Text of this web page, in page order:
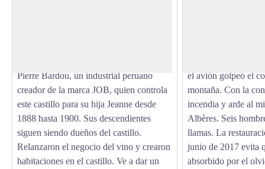
Pierre Bardou, un industrial peruano
creador de la marca JOB, quien controla
este castillo para su hija Jeanne desde
1888 hasta 1900. Sus descendientes
siguen siendo dueños del castillo.
Relanzaron el negocio del vino y crearon
habitaciones en el castillo. Ve a dar un
el avión golpeó el
montaña. Con la
incendia y arde al
Albères. Seis
llamas. La
junio de 2017 evita
absorbido por el